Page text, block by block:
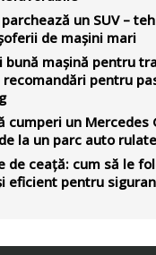
parchează un SUV –
de mașini mari
bună mașină pentru
recomandări pentru
cumperi un Mercedes
la un parc auto rulate
de ceață: cum să le
eficient pentru